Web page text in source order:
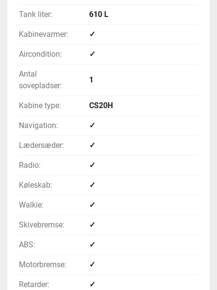
Tank liter: 610 L
Kabinevarmer: ✓
Aircondition: ✓
Antal
sovepladser:
1
Kabine type: CS20H
Navigation: ✓
Lædersæder: ✓
Radio: ✓
Køleskab: ✓
Walkie: ✓
Skivebremse: ✓
ABS: ✓
Motorbremse: ✓
Retarder: ✓